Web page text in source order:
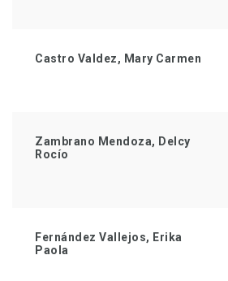
Castro Valdez, Mary Carmen
Zambrano Mendoza, Delcy
Rocío
Fernández Vallejos, Erika
Paola